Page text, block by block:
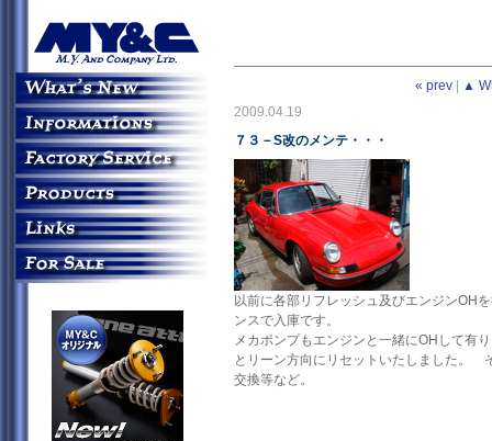
« prev
▲
2009.04.19
７３－S改のメンテ・・・
以前に各部リフレッシュ及びエンジンOH
ンスで入庫です。
メカポンプもエンジンと一緒にOHして有
とリーン方向にリセットいたしました。
交換等など。